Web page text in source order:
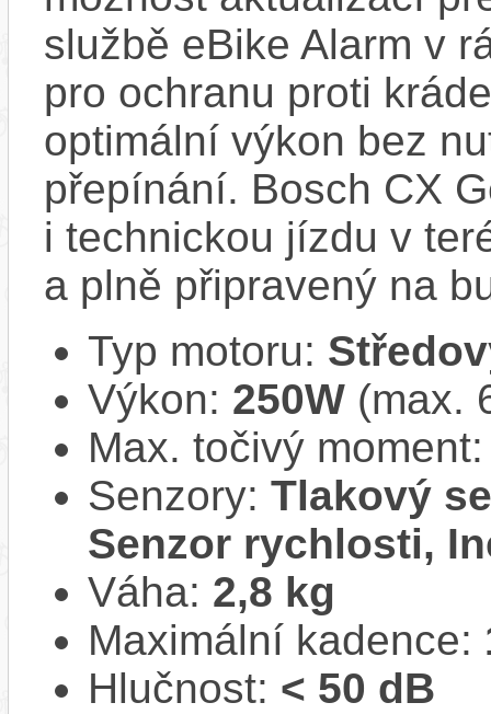
službě eBike Alarm v
pro ochranu proti
optimální výkon bez
přepínání. Bosch CX
i technickou jízdu v
a plně připravený na
Typ motoru:
Výkon: 250W (max.
Max. točivý
Senzory: Tlakový
Senzor rychlosti,
Váha: 2,8 kg
Maximální kadence:
Hlučnost: < 50 dB